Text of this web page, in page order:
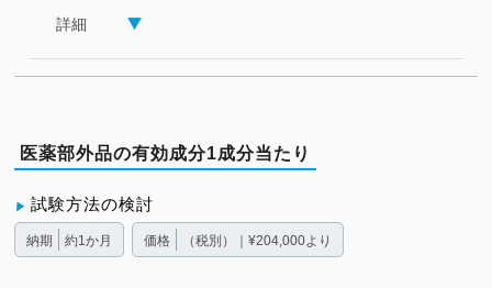
詳細
医薬部外品の有効成分1成分当たり
試験方法の検討
納期 約1か月 価格 （税別）｜¥204,000より